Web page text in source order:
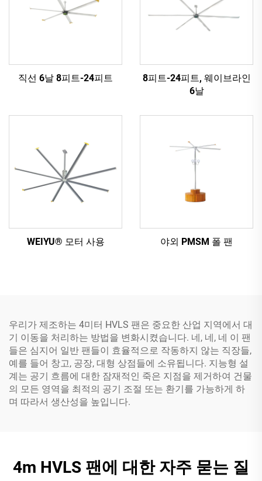
직선 6날 8피트-24피트
8피트-24피트, 웨이브라인
6날
WEIYU® 모터 사용 야외 PMSM 폴 팬
우리가 제조하는 4미터 HVLS 팬은 중요한 산업 지역에서 대
기 이동을 처리하는 방법을 변화시켰습니다. 네, 네, 네 이 팬
들은 심지어 일반 팬들이 효율적으로 작동하지 않는 직장들,
예를 들어 창고, 공장, 대형 상점들에 소유됩니다. 지능형 설
계는 공기 흐름에 대한 잠재적인 죽은 지점을 제거하여 건물
의 모든 영역을 최적의 공기 조절 또는 환기를 가능하게 하
며 따라서 생산성을 높입니다.
4m HVLS 팬에 대한 자주 묻는 질